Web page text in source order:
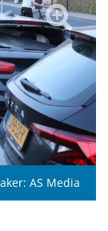
AS Media